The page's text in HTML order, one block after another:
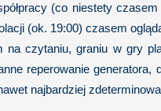
(co niestety
(ok. 19:00) czasem
czytaniu, graniu w gry
reperowanie
najbardziej